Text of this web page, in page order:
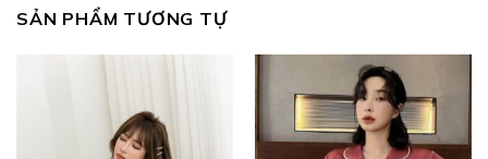
SẢN PHẨM TƯƠNG TỰ